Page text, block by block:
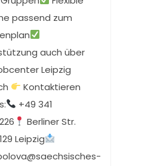
passend zum
auch über
Leipzig
Kontaktieren
+49 341
Berliner Str.
Leipzig